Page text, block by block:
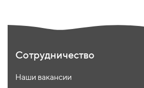
Сотрудничество
Наши вакансии